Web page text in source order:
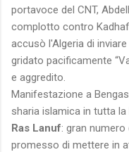
portavoce del CNT,
complotto contro
accusò l'Algeria di
gridato pacificamente
e aggredito.
Manifestazione a
sharia islamica in tutta la
Ras Lanuf: gran
promesso di mettere in